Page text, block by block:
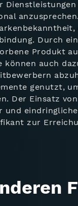
Durch
Produkt
können auch
genutzt,
Der Einsatz
und
zur